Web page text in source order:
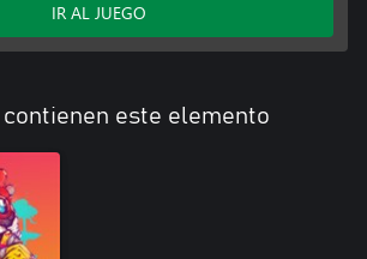
IR AL JUEGO
contienen este elemento